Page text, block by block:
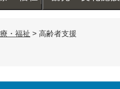
・福祉 > 高齢者支援